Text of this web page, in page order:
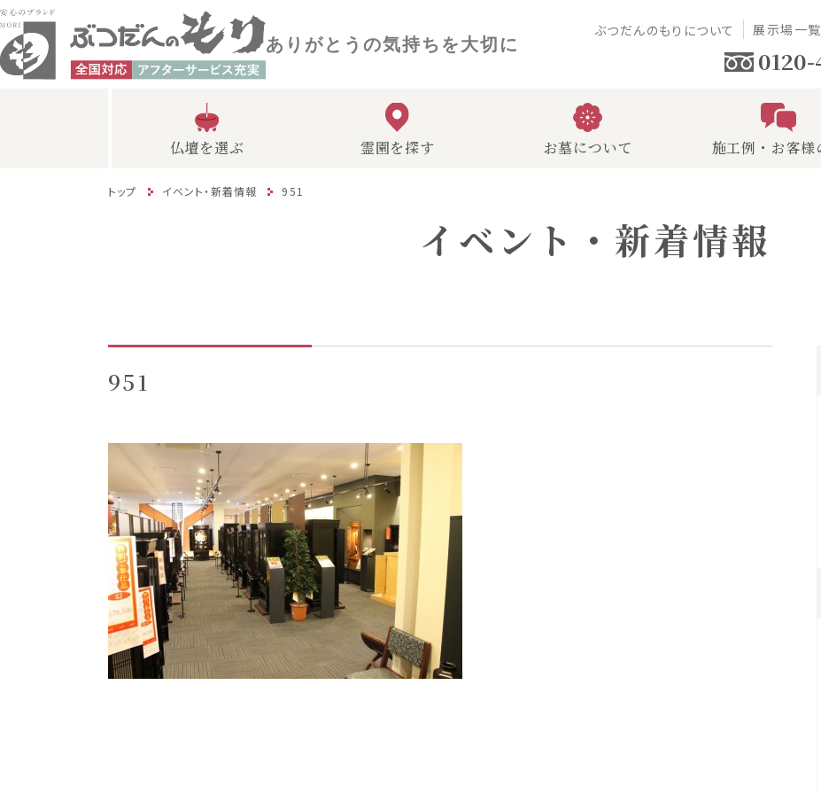
ありがとうの気持ちを大切に
ぶつだんのもりについて 展示場一覧
0120-
仏壇を選ぶ 霊園を探す お墓について 施工例・お客様
トップ イベント・新着情報 951
イベント・新着情報
951